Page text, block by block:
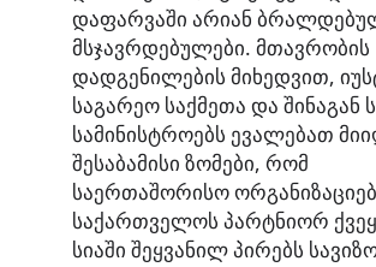
დაფარვაში არიან
მსჯავრდებულები. მთავრობის
დადგენილების მიხედვით,
საგარეო საქმეთა და შინაგან
სამინისტროებს ევალებათ
შესაბამისი ზომები, რომ
საერთაშორისო
საქართველოს პარტნიორ
სიაში შეყვანილ პირებს